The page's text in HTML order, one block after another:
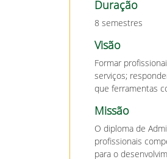
Duração
8 semestres
Visão
Formar
serviços;
que ferramentas
Missão
O diploma de
profissionais
para o